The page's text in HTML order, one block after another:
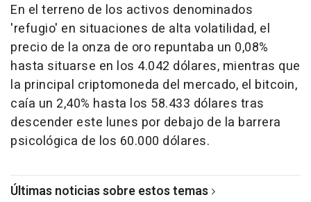
En el terreno de los activos denominados
'refugio' en situaciones de alta volatilidad, el
precio de la onza de oro repuntaba un 0,08%
hasta situarse en los 4.042 dólares, mientras que
la principal criptomoneda del mercado, el bitcoin,
caía un 2,40% hasta los 58.433 dólares tras
descender este lunes por debajo de la barrera
psicológica de los 60.000 dólares.
Últimas noticias sobre estos temas